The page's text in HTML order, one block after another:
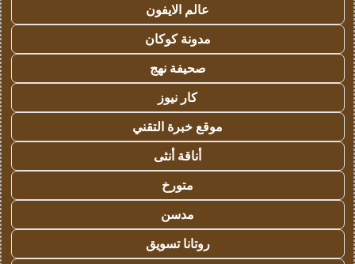
عالم الايفون
مدونة كوكان
صحيفة نهج
كار نيوز
موقع خبرة التقني
أناقة أنثى
متورخ
مدسن
روتانا تسويق